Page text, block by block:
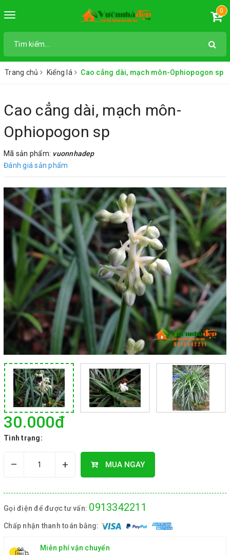
Toggle
0
Trang chủ Kiểng lá Cao cẳng dài, mạch môn-Ophiopogon sp
Cao cẳng dài, mạch môn-
Ophiopogon sp
Mã sản phẩm: vuonnhadep
Đánh giá sản phẩm
30.000₫
Tình trạng:
– + MUA NGAY
Gọi điện để được tư vấn: 0913342211
Chấp nhận thanh toán bằng:
Miễn phí vận chuyển